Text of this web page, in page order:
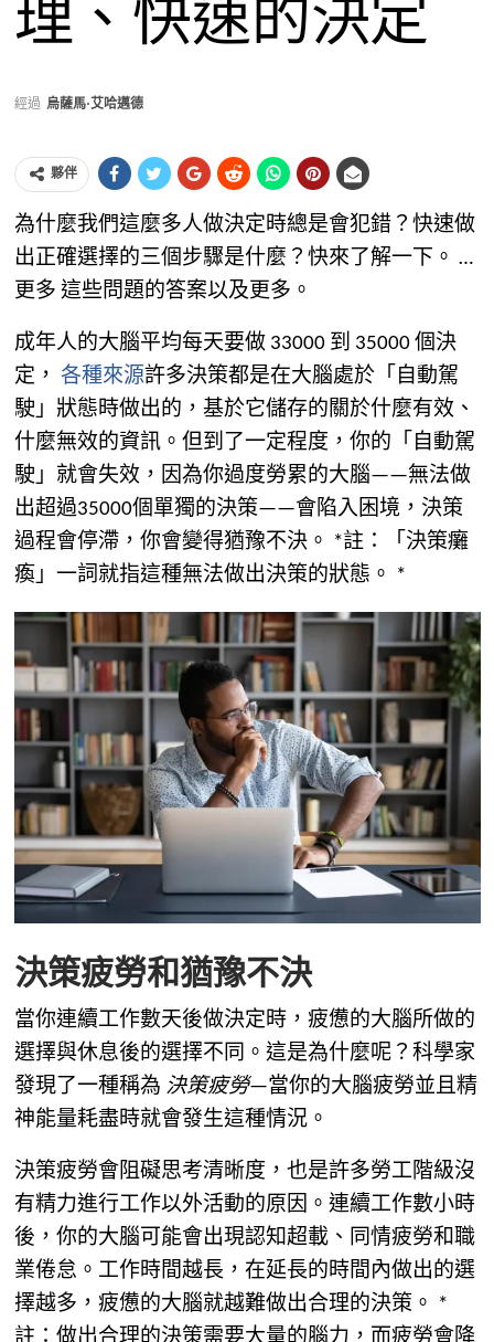
理、快速的決定
經過 烏薩馬·艾哈邁德
夥伴
為什麼我們這麼多人做決定時總是會犯錯？快速做
出正確選擇的三個步驟是什麼？快來了解一下。 …
更多 這些問題的答案以及更多。
成年人的大腦平均每天要做 33000 到 35000 個決
定， 各種來源許多決策都是在大腦處於「自動駕
駛」狀態時做出的，基於它儲存的關於什麼有效、
什麼無效的資訊。但到了一定程度，你的「自動駕
駛」就會失效，因為你過度勞累的大腦——無法做
出超過35000個單獨的決策——會陷入困境，決策
過程會停滯，你會變得猶豫不決。 *註：「決策癱
瘓」一詞就指這種無法做出決策的狀態。 *
決策疲勞和猶豫不決
當你連續工作數天後做決定時，疲憊的大腦所做的
選擇與休息後的選擇不同。這是為什麼呢？科學家
發現了一種稱為 決策疲勞—當你的大腦疲勞並且精
神能量耗盡時就會發生這種情況。
決策疲勞會阻礙思考清晰度，也是許多勞工階級沒
有精力進行工作以外活動的原因。連續工作數小時
後，你的大腦可能會出現認知超載、同情疲勞和職
業倦怠。工作時間越長，在延長的時間內做出的選
擇越多，疲憊的大腦就越難做出合理的決策。 *